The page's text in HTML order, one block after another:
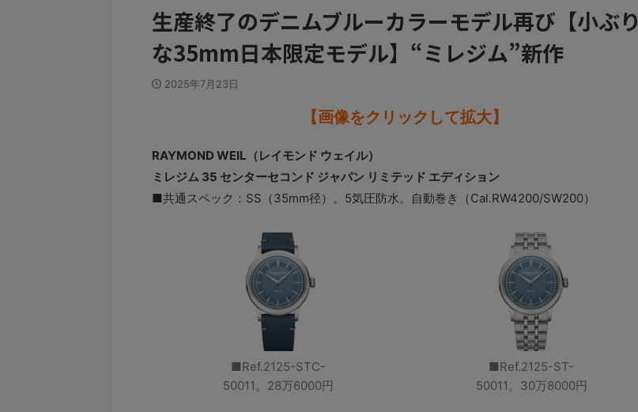
生産終了のデニムブルーカラーモデル再び【小ぶり
な35mm日本限定モデル】“ミレジム”新作
2025年7月23日
【画像をクリックして拡大】
RAYMOND WEIL（レイモンド ウェイル）
ミレジム 35 センターセコンド ジャパン リミテッド エディション
■共通スペック：SS（35mm径）。5気圧防水。自動巻き（Cal.RW4200/SW200）
■Ref.2125-STC-
50011。28万6000円
■Ref.2125-ST-
50011。30万8000円